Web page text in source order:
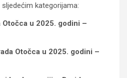
kategorijama:
Otočca u 2025. godini –
Otočca u 2025. godini –